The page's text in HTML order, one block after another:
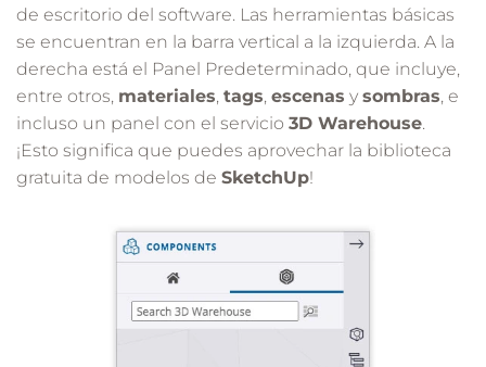
de escritorio del software. Las herramientas básicas
se encuentran en la barra vertical a la izquierda. A la
derecha está el Panel Predeterminado, que incluye,
entre otros, materiales, tags, escenas y sombras, e
incluso un panel con el servicio 3D Warehouse.
¡Esto significa que puedes aprovechar la biblioteca
gratuita de modelos de SketchUp!